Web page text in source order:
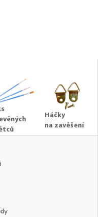
Háčky
na zavěšení